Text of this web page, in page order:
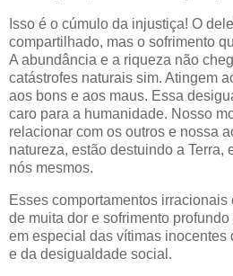
Isso é o cúmulo da injustiça! O
compartilhado, mas o sofrimento
A abundância e a riqueza não
catástrofes naturais sim. Atingem
aos bons e aos maus. Essa
caro para a humanidade. Nosso
relacionar com os outros e nossa
natureza, estão destuindo a Terra,
nós mesmos.
Esses comportamentos
de muita dor e sofrimento
em especial das vítimas inocentes
e da desigualdade social.